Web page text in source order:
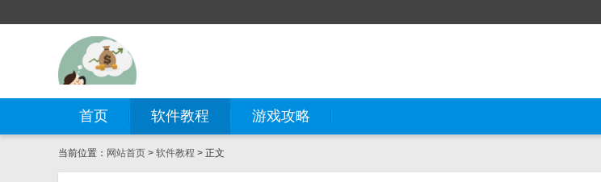
首页 软件教程 游戏攻略
当前位置： 网站首页 > 软件教程 > 正文